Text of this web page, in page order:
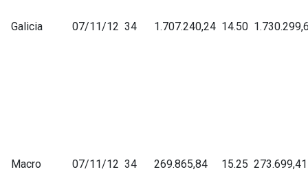
Galicia 07/11/12 34 1.707.240,24 14.50
Macro 07/11/12 34 269.865,84 15.25 273.699,41